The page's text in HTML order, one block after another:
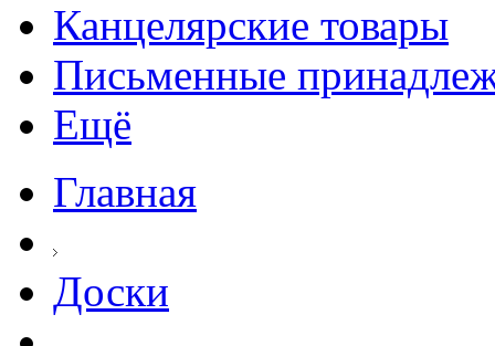
Канцелярские товары
Письменные
Ещё
Главная
Доски